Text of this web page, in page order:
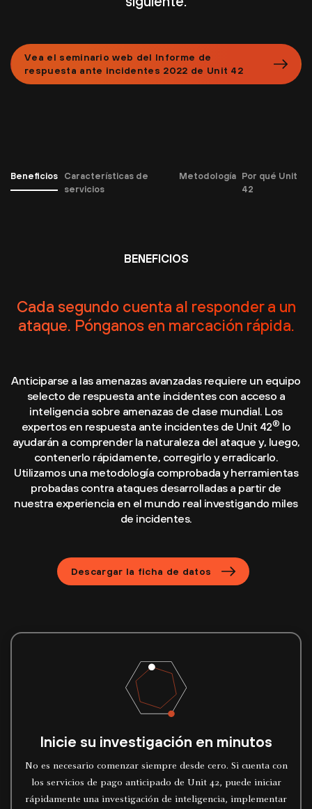
Vea el seminario web del Informe de
respuesta ante incidentes 2022 de Unit 42
Beneficios
Características de
servicios
Metodología
Por qué Unit
42
BENEFICIOS
Cada segundo cuenta al responder a un
ataque. Pónganos en marcación rápida.
Anticiparse a las amenazas avanzadas requiere un equipo
selecto de respuesta ante incidentes con acceso a
inteligencia sobre amenazas de clase mundial. Los
expertos en respuesta ante incidentes de Unit 42® lo
ayudarán a comprender la naturaleza del ataque y, luego,
contenerlo rápidamente, corregirlo y erradicarlo.
Utilizamos una metodología comprobada y herramientas
probadas contra ataques desarrolladas a partir de
nuestra experiencia en el mundo real investigando miles
de incidentes.
Descargar la ficha de datos
Inicie su investigación en minutos
No es necesario comenzar siempre desde cero. Si cuenta con
los servicios de pago anticipado de Unit 42, puede iniciar
rápidamente una investigación de inteligencia, implementar